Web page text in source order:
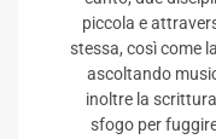
piccola e
stessa, così come
ascoltando
inoltre la
sfogo per